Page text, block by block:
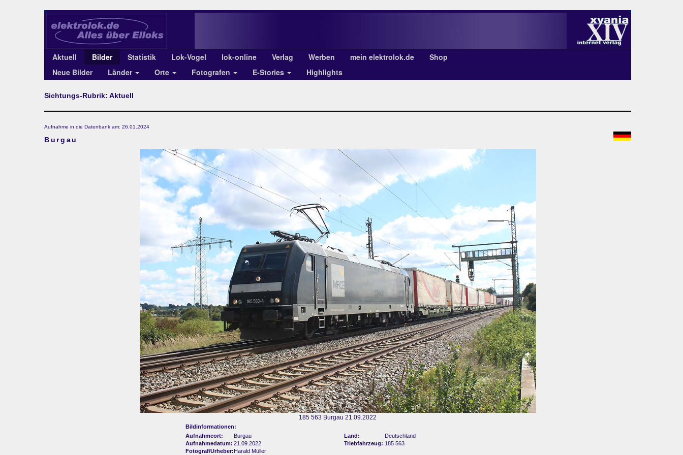
Aktuell Bilder Statistik Lok-Vogel lok-online Verlag Werben mein elektrolok.de
Shop
Neue Bilder
Länder Orte Fotografen E-Stories Highlights
Sichtungs-Rubrik: Aktuell
Aufnahme in die Datenbank am: 26.01.2024
Burgau
185 563 Burgau 21.09.2022
Bildinformationen:
Aufnahmeort:
Burgau Land:
Deutschland
Aufnahmedatum: 21.09.2022 Triebfahrzeug: 185 563
Fotograf/Urheber:Harald Müller